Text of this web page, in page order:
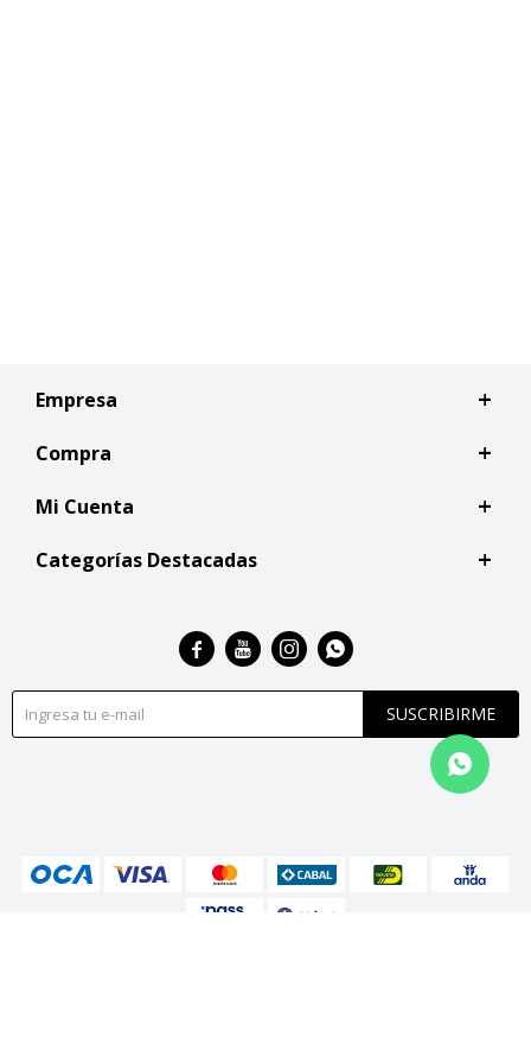
Empresa
Compra
Mi Cuenta
Categorías Destacadas
SUSCRIBIRME
   